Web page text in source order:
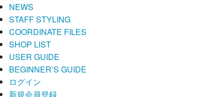
NEWS
STAFF STYLING
COORDINATE FILES
SHOP LIST
USER GUIDE
BEGINNER’S GUIDE
ログイン
新規会員登録